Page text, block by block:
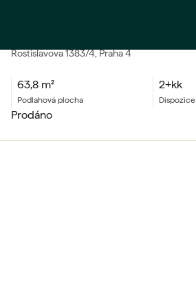
Rostislavova1383/4, Praha 4
63,8 m²
podlahová plocha
2+kk
dispozice
prodáno